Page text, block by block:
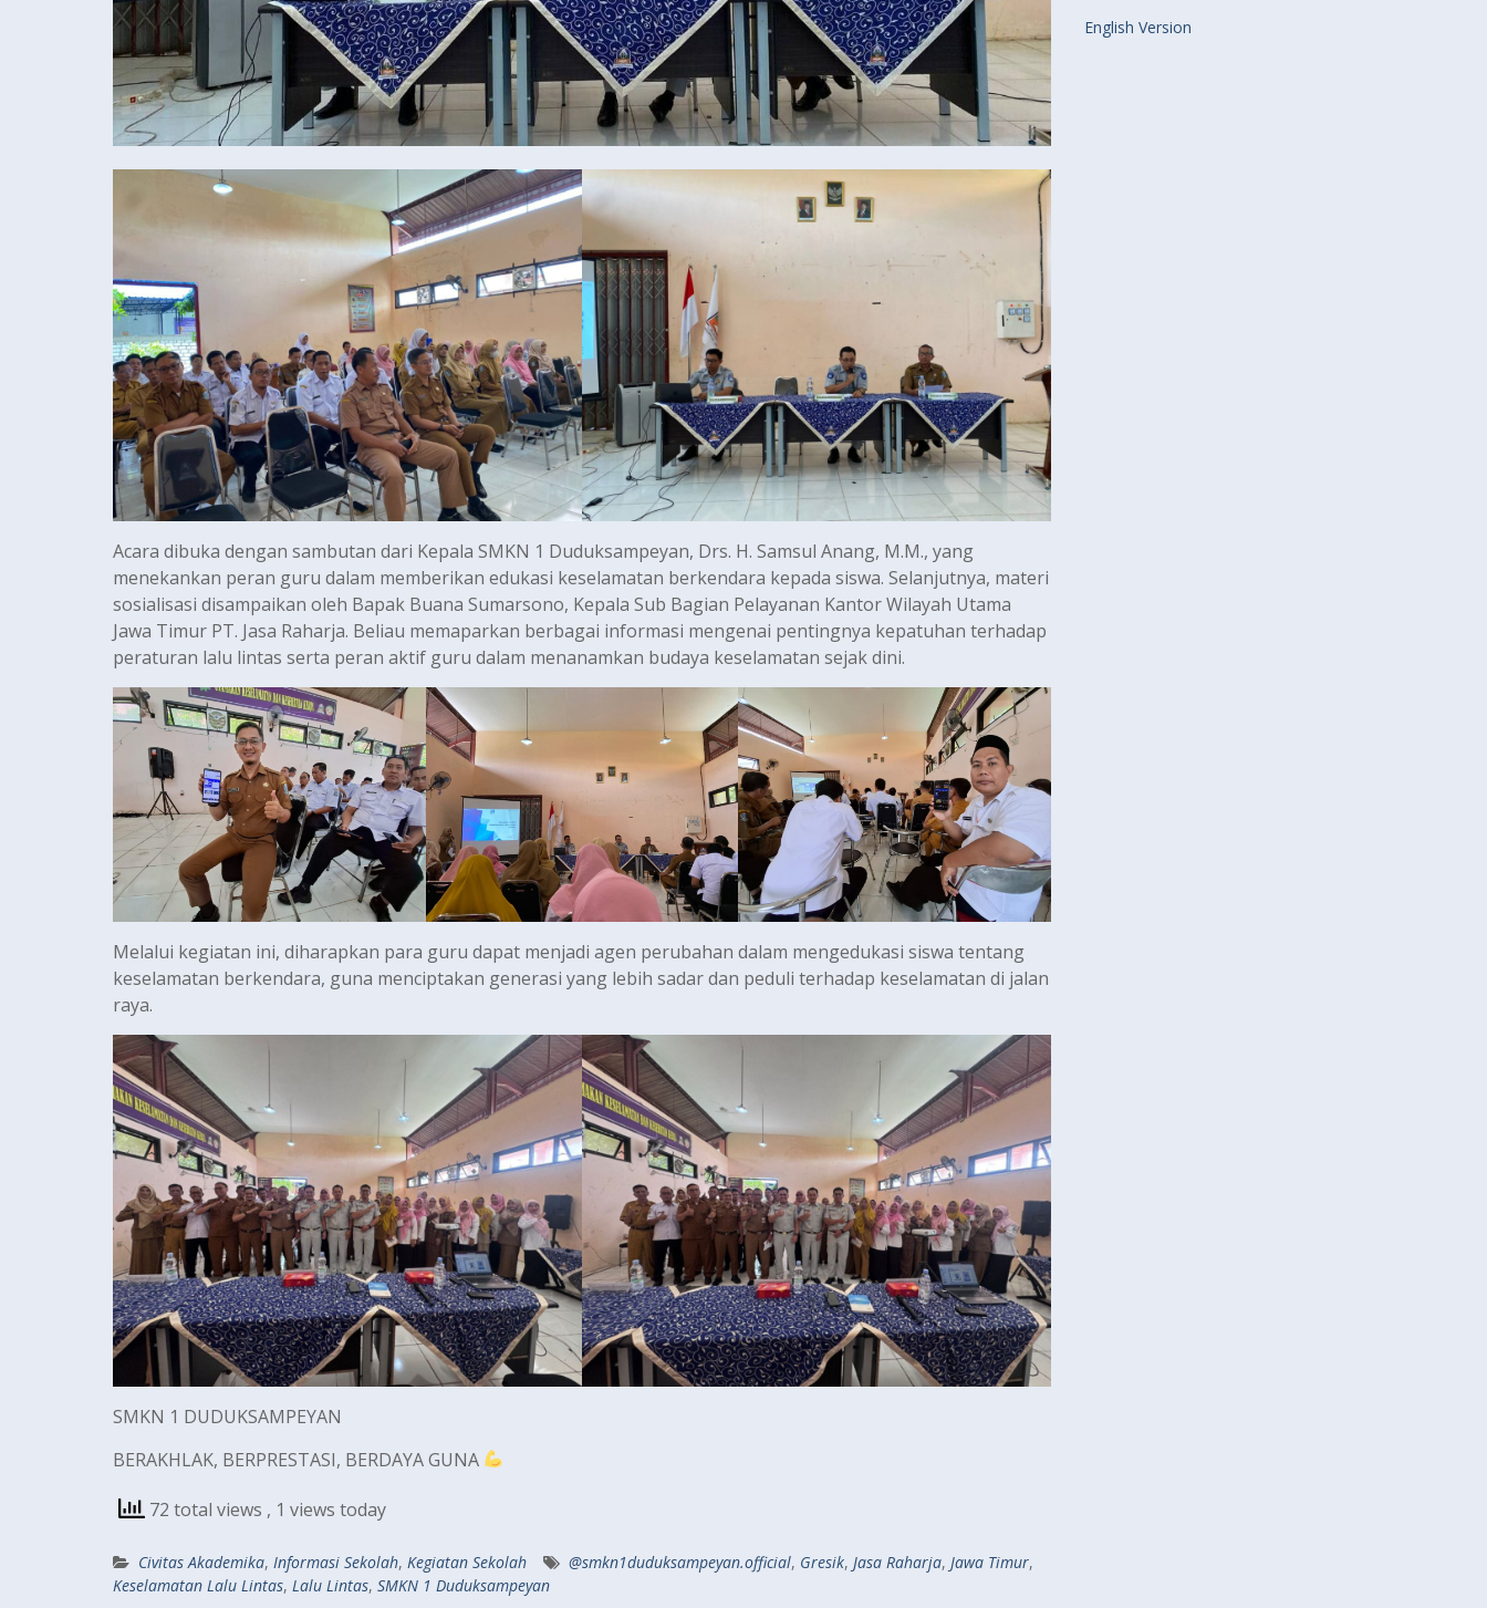
Acara dibuka dengan sambutan dari Kepala SMKN 1 Duduksampeyan, Drs. H. Samsul Anang, M.M., yang
menekankan peran guru dalam memberikan edukasi keselamatan berkendara kepada siswa. Selanjutnya, materi
sosialisasi disampaikan oleh Bapak Buana Sumarsono, Kepala Sub Bagian Pelayanan Kantor Wilayah Utama
Jawa Timur PT. Jasa Raharja. Beliau memaparkan berbagai informasi mengenai pentingnya kepatuhan terhadap
peraturan lalu lintas serta peran aktif guru dalam menanamkan budaya keselamatan sejak dini.
Melalui kegiatan ini, diharapkan para guru dapat menjadi agen perubahan dalam mengedukasi siswa tentang
keselamatan berkendara, guna menciptakan generasi yang lebih sadar dan peduli terhadap keselamatan di jalan
raya.
SMKN 1 DUDUKSAMPEYAN
BERAKHLAK, BERPRESTASI, BERDAYA GUNA
72 total views , 1 views today
Civitas Akademika, Informasi Sekolah, Kegiatan Sekolah @smkn1duduksampeyan.official, Gresik, Jasa Raharja, Jawa Timur,
Keselamatan Lalu Lintas, Lalu Lintas, SMKN 1 Duduksampeyan
English Version